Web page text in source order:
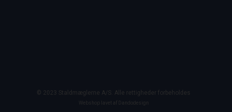
© 2023 Staldmæglerne A/S. Alle rettigheder forbeholdes
Webshop lavet af Dandodesign